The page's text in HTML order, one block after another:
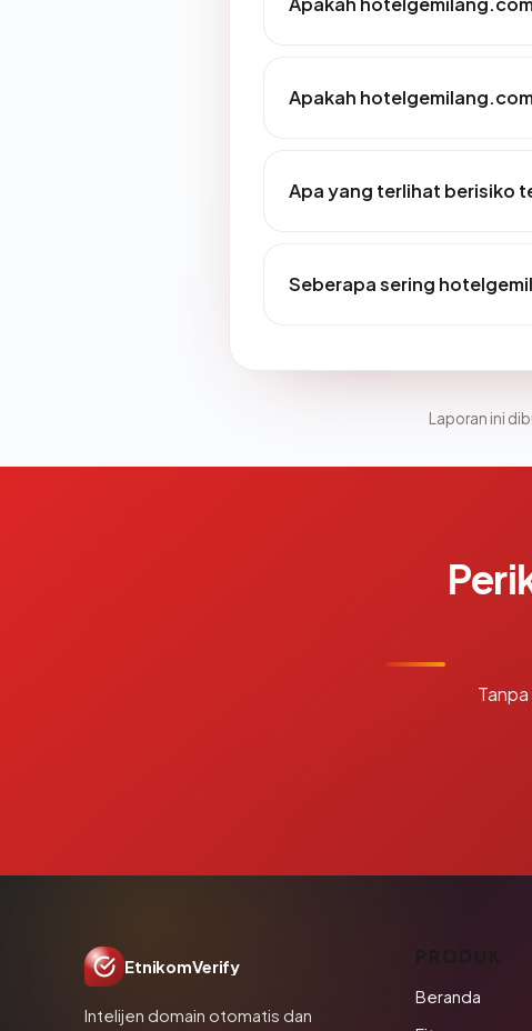
Apakah
Apa yang terlihat berisiko
Seberapa sering
Laporan ini
EtnikomVerify
Intelijen domain otomatis dan
PRODUK
Beranda